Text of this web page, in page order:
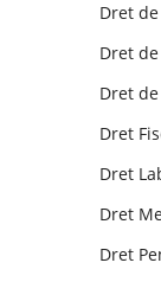
Dret
Dret
Dret
Dret
Dret
Dret
Dret